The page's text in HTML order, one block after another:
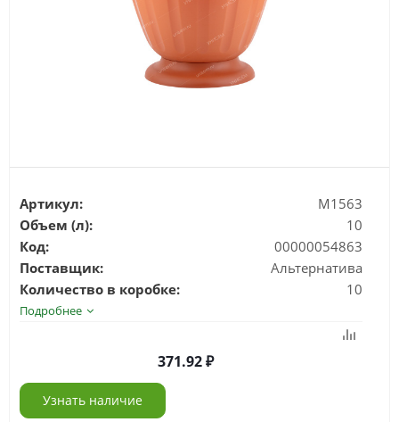
Артикул:
М1563
Объем (л):
10
Код:
00000054863
Поставщик:
Альтернатива
Количество в коробке:
10
Подробнее
371.92
Узнать наличие